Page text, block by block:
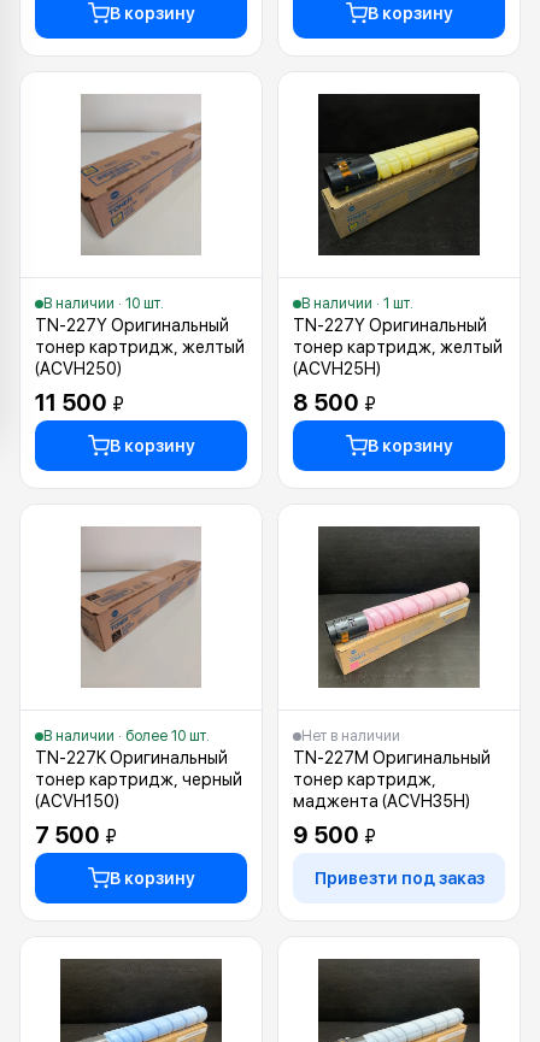
В корзину В корзину
В наличии · 10 шт.
TN-227Y Оригинальный
тонер картридж, желтый
(ACVH250)
11 500 ₽
В корзину
В наличии · 1 шт.
TN-227Y Оригинальный
тонер картридж, желтый
(ACVH25H)
8 500 ₽
В корзину
В наличии · более 10 шт.
TN-227K Оригинальный
тонер картридж, черный
(ACVH150)
7 500 ₽
В корзину
Нет в наличии
TN-227M Оригинальный
тонер картридж,
маджента (ACVH35H)
9 500 ₽
Привезти под заказ